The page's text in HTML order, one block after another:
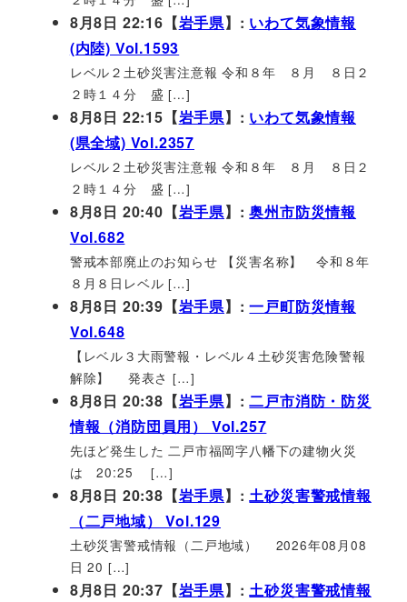
8月8日 22:16【岩手県】: いわて気象情報
(内陸) Vol.1593
レベル２土砂災害注意報 令和８年 ８月 ８日２
２時１４分 盛 […]
8月8日 22:15【岩手県】: いわて気象情報
(県全域) Vol.2357
レベル２土砂災害注意報 令和８年 ８月 ８日２
２時１４分 盛 […]
8月8日 20:40【岩手県】:奥州市防災情報
Vol.682
警戒本部廃止のお知らせ 【災害名称】 令和８年
８月８日レベル […]
8月8日 20:39【岩手県】:一戸町防災情報
Vol.648
【レベル３大雨警報・レベル４土砂災害危険警報
解除】 発表さ […]
8月8日 20:38【岩手県】:二戸市消防・防災
情報（消防団員用） Vol.257
先ほど発生した 二戸市福岡字八幡下の建物火災
は 20:25 […]
8月8日 20:38【岩手県】:土砂災害警戒情報
（二戸地域） Vol.129
土砂災害警戒情報（二戸地域） 2026年08月08
日 20 […]
8月8日 20:37【岩手県】:土砂災害警戒情報